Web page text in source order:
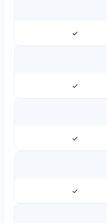
✓
✓
✓
✓